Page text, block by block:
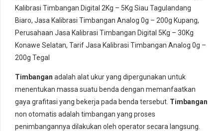
Kalibrasi Timbangan Digital 2Kg – 5Kg Siau Tagulandang
Biaro, Jasa Kalibrasi Timbangan Analog 0g – 200g Kupang,
Perusahaan Jasa Kalibrasi Timbangan Digital 5Kg – 30Kg
Konawe Selatan, Tarif Jasa Kalibrasi Timbangan Analog 0g –
200g Tegal
Timbangan adalah alat ukur yang dipergunakan untuk
menentukan massa suatu benda dengan memanfaatkan
gaya grafitasi yang bekerja pada benda tersebut. Timbangan
non otomatis adalah timbangan yang proses
penimbangannya dilakukan oleh operator secara langsung.